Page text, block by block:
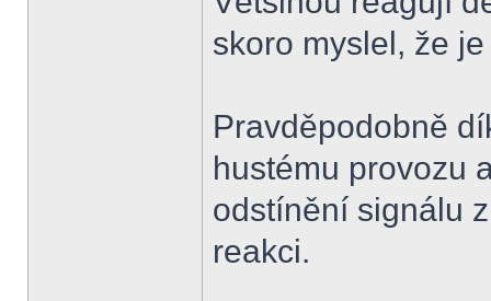
skoro myslel, že
Pravděpodobně
hustému provozu
odstínění signálu
reakci.